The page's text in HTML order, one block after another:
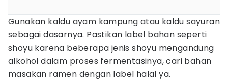
Gunakan kaldu ayam kampung atau kaldu sayuran
sebagai dasarnya. Pastikan label bahan seperti
shoyu karena beberapa jenis shoyu mengandung
alkohol dalam proses fermentasinya, cari bahan
masakan ramen dengan label halal ya.